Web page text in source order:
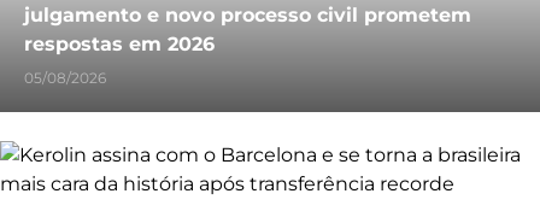
julgamento e novo processo civil prometem
respostas em 2026
05/08/2026